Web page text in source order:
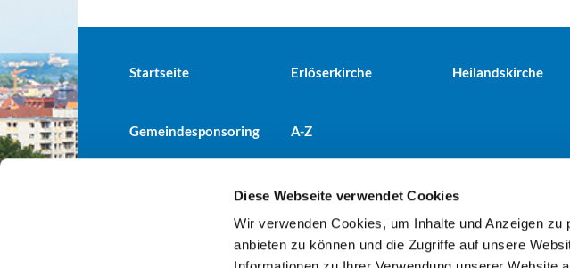
Diese Webseite verwendet Cookies
Wir verwenden Cookies, um Inhalte und Anzeigen
anbieten zu können und die Zugriffe auf unsere
Startseite Erlöserkirche Heilandskirche
Gemeindesponsoring A-Z
Evangelische Kirchengemeinde Tiergarten · Alt-Moabit